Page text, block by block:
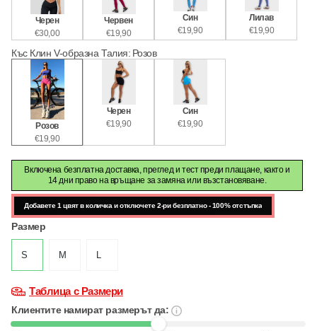
Черен
€30,00
Червен
€19,90
Син
€19,90
Лилав
€19,90
Къс Клин V-образна Талия: Розов
Розов
€19,90
Черен
€19,90
Син
€19,90
Включена безплатна доставка, преглед и тест преди плащане, както и
14 дни право на връщане за замяна или възстановяване.
Добавете 1 цвят в количка и отключете 2-ри безплатно - 100% отстъпка
Размер
S M L
Таблица с Размери
Клиентите намират размерът да: